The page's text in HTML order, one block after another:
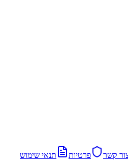
קשר פרטיות תנאי שימוש